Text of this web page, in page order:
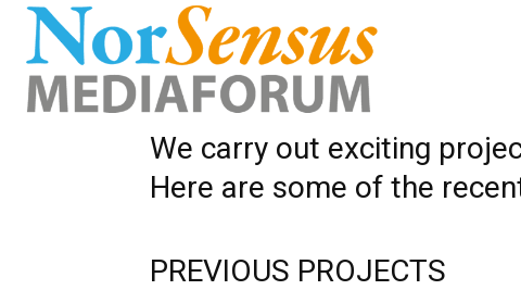
We carry out exciting
Here are some of the
PREVIOUS PROJECTS